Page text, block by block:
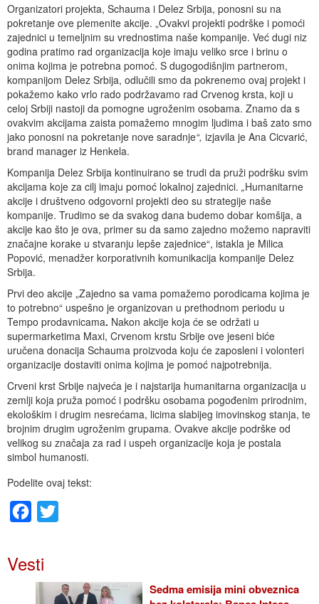
Organizatori projekta, Schauma i Delez Srbija, ponosni su na
pokretanje ove plemenite akcije. „Ovakvi projekti podrške i pomoći
zajednici u temeljnim su vrednostima naše kompanije. Već dugi niz
godina pratimo rad organizacija koje imaju veliko srce i brinu o
onima kojima je potrebna pomoć. S dugogodišnjim partnerom,
kompanijom Delez Srbija, odlučili smo da pokrenemo ovaj projekt i
pokažemo kako vrlo rado podržavamo rad Crvenog krsta, koji u
celoj Srbiji nastoji da pomogne ugroženim osobama. Znamo da s
ovakvim akcijama zaista pomažemo mnogim ljudima i baš zato smo
jako ponosni na pokretanje nove saradnje“, izjavila je Ana Cicvarić,
brand manager iz Henkela.
Kompanija Delez Srbija kontinuirano se trudi da pruži podršku svim
akcijama koje za cilj imaju pomoć lokalnoj zajednici. „Humanitarne
akcije i društveno odgovorni projekti deo su strategije naše
kompanije. Trudimo se da svakog dana budemo dobar komšija, a
akcije kao što je ova, primer su da samo zajedno možemo napraviti
značajne korake u stvaranju lepše zajednice“, istakla je Milica
Popović, menadžer korporativnih komunikacija kompanije Delez
Srbija.
Prvi deo akcije „Zajedno sa vama pomažemo porodicama kojima je
to potrebno“ uspešno je organizovan u prethodnom periodu u
Tempo prodavnicama. Nakon akcije koja će se održati u
supermarketima Maxi, Crvenom krstu Srbije ove jeseni biće
uručena donacija Schauma proizvoda koju će zaposleni i volonteri
organizacije dostaviti onima kojima je pomoć najpotrebnija.
Crveni krst Srbije najveća je i najstarija humanitarna organizacija u
zemlji koja pruža pomoć i podršku osobama pogođenim prirodnim,
ekološkim i drugim nesrećama, licima slabijeg imovinskog stanja, te
brojnim drugim ugroženim grupama. Ovakve akcije podrške od
velikog su značaja za rad i uspeh organizacije koja je postala
simbol humanosti.
Podelite ovaj tekst:
Facebook
Vesti
Sedma emisija mini obveznica